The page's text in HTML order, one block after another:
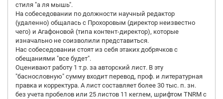
стиля "а ля мышь".
На собеседовании по должности научный редактор
(удаленно) общалась с Прохоровым (директор неизвестно
чего) и Агафоновой (типа контент-директор), которые
изначально не соизволили представиться.
Нас собеседовании стоят из себя этаких добрячков с
обещаниями "все будет".
Оценивают работу 1 т.р. за авторский лист. В эту
"баснословную" сумму входит перевод, проф. и литературная
правка и корректура. А лист составляет более 30 тыс. п. зн.
без учета пробелов или 25 листов 11 кеглем, шрифтом TNRM с